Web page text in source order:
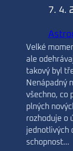
7. 4.
Velké
ale
takový byl
Nenápadný
všechno, co
plných
rozhoduje o
jednotlivých
schopnost…